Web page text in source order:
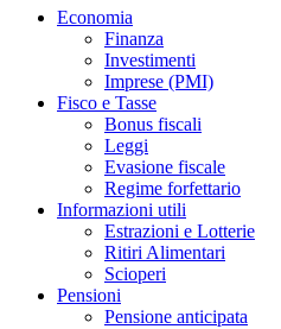
Economia
Finanza
Investimenti
Imprese (PMI)
Fisco e Tasse
Bonus fiscali
Leggi
Evasione fiscale
Regime forfettario
Informazioni utili
Estrazioni e Lotterie
Ritiri Alimentari
Scioperi
Pensioni
Pensione anticipata